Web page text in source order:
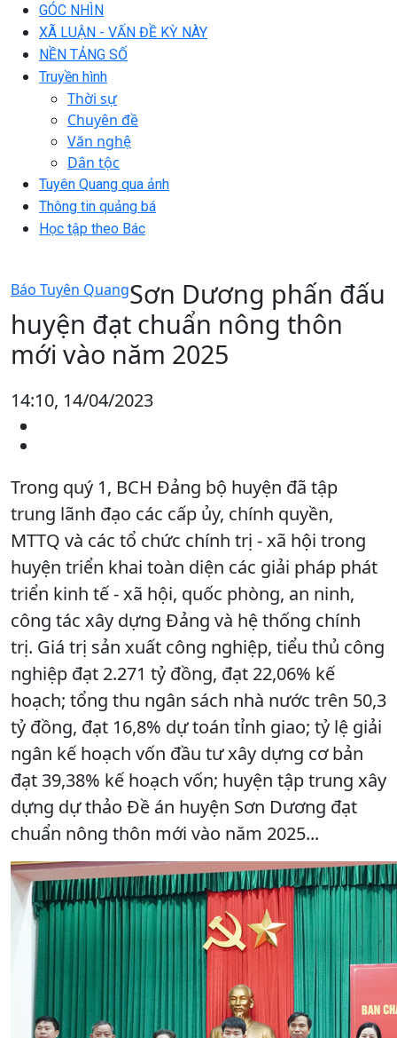
GÓC NHÌN
XÃ LUẬN - VẤN ĐỀ KỲ NÀY
NỀN TẢNG SỐ
Truyền hình
Thời sự
Chuyên đề
Văn nghệ
Dân tộc
Tuyên Quang qua ảnh
Thông tin quảng bá
Học tập theo Bác
Báo Tuyên QuangSơn Dương phấn đấu
huyện đạt chuẩn nông thôn
mới vào năm 2025
14:10, 14/04/2023
Trong quý 1, BCH Đảng bộ huyện đã tập
trung lãnh đạo các cấp ủy, chính quyền,
MTTQ và các tổ chức chính trị - xã hội trong
huyện triển khai toàn diện các giải pháp phát
triển kinh tế - xã hội, quốc phòng, an ninh,
công tác xây dựng Đảng và hệ thống chính
trị. Giá trị sản xuất công nghiệp, tiểu thủ công
nghiệp đạt 2.271 tỷ đồng, đạt 22,06% kế
hoạch; tổng thu ngân sách nhà nước trên 50,3
tỷ đồng, đạt 16,8% dự toán tỉnh giao; tỷ lệ giải
ngân kế hoạch vốn đầu tư xây dựng cơ bản
đạt 39,38% kế hoạch vốn; huyện tập trung xây
dựng dự thảo Đề án huyện Sơn Dương đạt
chuẩn nông thôn mới vào năm 2025...